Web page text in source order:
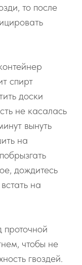
то после
спирт
доски
не касалась
вынуть
на
дождитесь
на
проточной
чтобы не
гвоздей.